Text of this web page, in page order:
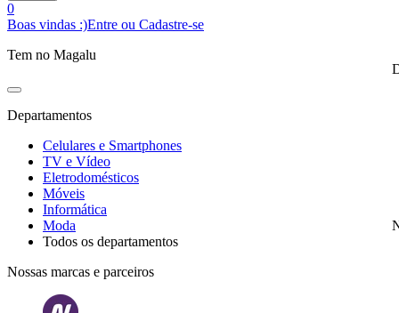
0
Boas vindas :)Entre ou Cadastre-se
Tem no Magalu
Departamentos
Celulares e Smartphones
TV e Vídeo
Eletrodomésticos
Móveis
Informática
Moda
Todos os departamentos
Nossas marcas e parceiros